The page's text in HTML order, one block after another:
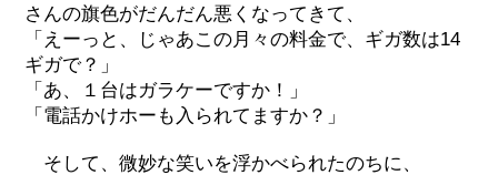
さんの旗色がだんだん悪くなってきて、
「えーっと、じゃあこの月々の料金で、ギガ数は14
ギガで？」
「あ、１台はガラケーですか！」
「電話かけホーも入られてますか？」
そして、微妙な笑いを浮かべられたのちに、